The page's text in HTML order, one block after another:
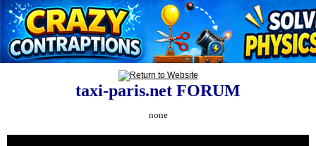
taxi-paris.net FORUM
none